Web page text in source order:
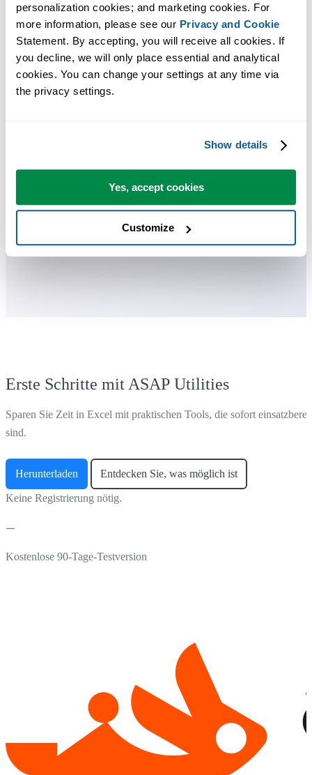
personalization cookies; and marketing cookies. For
more information, please see our Privacy and Cookie
Statement. By accepting, you will receive all cookies. If
you decline, we will only place essential and analytical
cookies. You can change your settings at any time via
the privacy settings.
Show details
Yes, accept cookies
Customize
Praktische Tools, die viele Excel-Nutzer in Excel vermissen.
Zeit sparen in Excel. Schnell und einfach.
ASAP Utilities hilft Ihnen, Zeit zu sparen und Dinge zu tun, die mit
Excel allein nicht möglich sind.
Die meisten Nutzer beginnen mit wenigen Tools. Viele nutzen
ASAP Utilities schließlich täglich.
Vertraut von Teams in über 28.500 Organisationen.
Erste Schritte mit ASAP Utilities
Sparen Sie Zeit in Excel mit praktischen Tools, die sofort einsatzbereit
sind.
Herunterladen Entdecken Sie, was möglich ist
Keine Registrierung nötig.
Kostenlose 90-Tage-Testversion